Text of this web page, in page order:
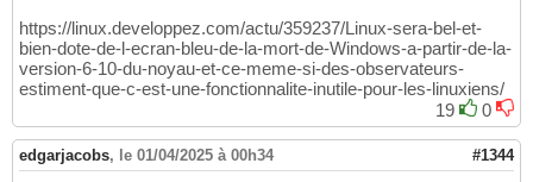
https://linux.developpez.com/actu/359237/Linux-sera-bel-et-
bien-dote-de-l-ecran-bleu-de-la-mort-de-Windows-a-partir-de-la-
version-6-10-du-noyau-et-ce-meme-si-des-observateurs-
estiment-que-c-est-une-fonctionnalite-inutile-pour-les-linuxiens/
19
0
edgarjacobs, le 01/04/2025 à 00h34 #1344